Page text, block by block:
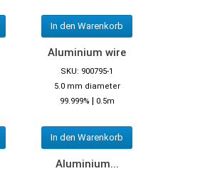
In den Warenkorb
Aluminium wire
SKU: 900795-1
5.0 mm diameter
99.999% | 0.5m
In den Warenkorb
Aluminium...